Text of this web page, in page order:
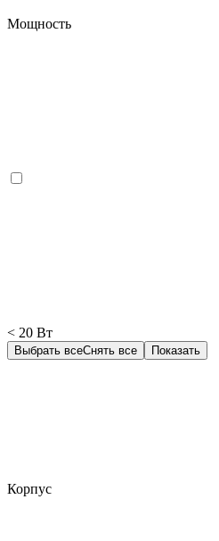
Мощность
< 20 Вт
Выбрать всеСнять все Показать
Корпус